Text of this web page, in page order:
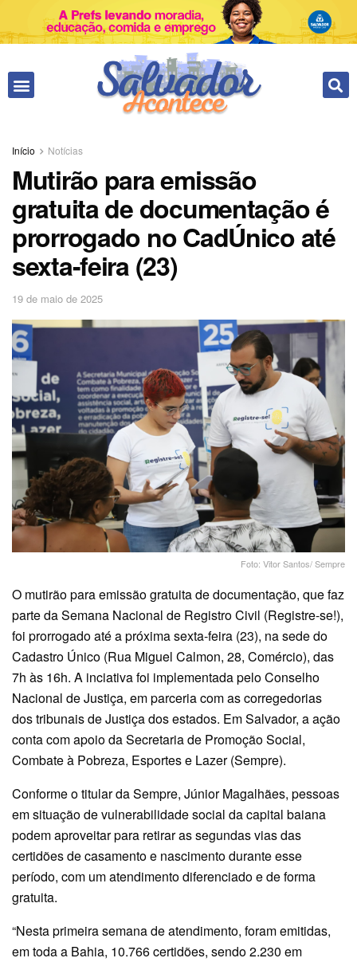
Início Notícias
Mutirão para emissão
gratuita de documentação é
prorrogado no CadÚnico até
sexta-feira (23)
19 de maio de 2025
Foto: Vitor Santos/ Sempre
O mutirão para emissão gratuita de documentação, que faz
parte da Semana Nacional de Registro Civil (Registre-se!),
foi prorrogado até a próxima sexta-feira (23), na sede do
Cadastro Único (Rua Miguel Calmon, 28, Comércio), das
7h às 16h. A inciativa foi implementada pelo Conselho
Nacional de Justiça, em parceria com as corregedorias
dos tribunais de Justiça dos estados. Em Salvador, a ação
conta com apoio da Secretaria de Promoção Social,
Combate à Pobreza, Esportes e Lazer (Sempre).
Conforme o titular da Sempre, Júnior Magalhães, pessoas
em situação de vulnerabilidade social da capital baiana
podem aproveitar para retirar as segundas vias das
certidões de casamento e nascimento durante esse
período, com um atendimento diferenciado e de forma
gratuita.
“Nesta primeira semana de atendimento, foram emitidas,
em toda a Bahia, 10.766 certidões, sendo 2.230 em